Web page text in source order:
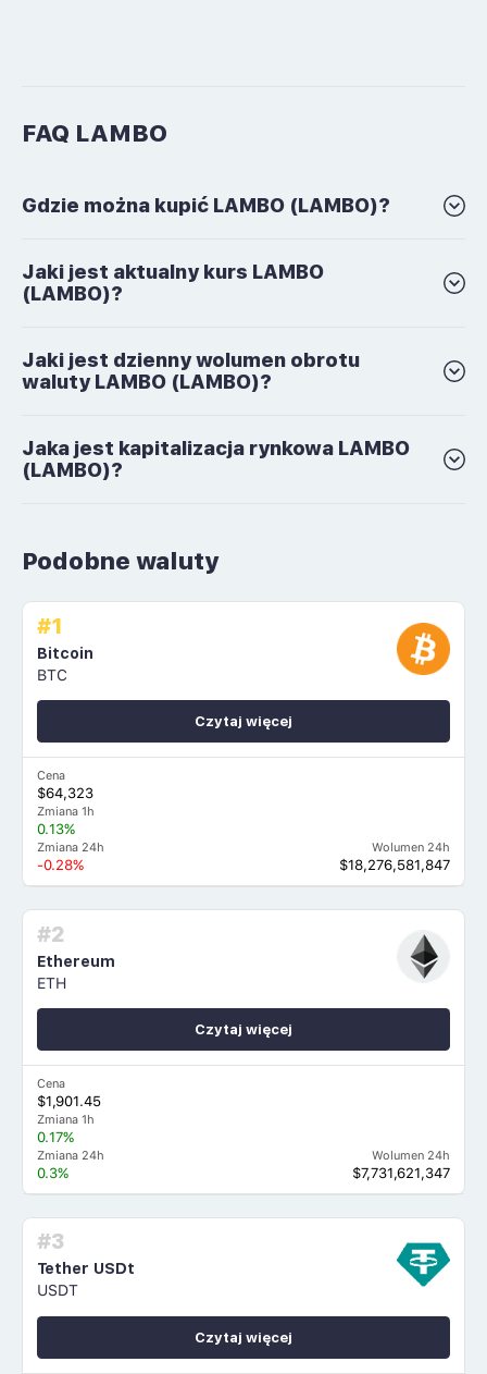
FAQ LAMBO
Gdzie można kupić LAMBO (LAMBO)?
Jaki jest aktualny kurs LAMBO
(LAMBO)?
Jaki jest dzienny wolumen obrotu
waluty LAMBO (LAMBO)?
Jaka jest kapitalizacja rynkowa LAMBO
(LAMBO)?
Podobne waluty
#1
Bitcoin
BTC
Cena
$64,323
Zmiana 1h
0.13%
Zmiana 24h
-0.28%
Wolumen 24h
$18,276,581,847
Czytaj więcej
#2
Ethereum
ETH
Cena
$1,901.45
Zmiana 1h
0.17%
Zmiana 24h
0.3%
Wolumen 24h
$7,731,621,347
Czytaj więcej
#3
Tether USDt
USDT
Czytaj więcej